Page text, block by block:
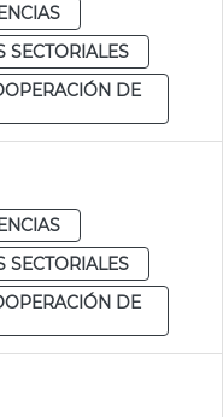
SECTORIALES
DE
SECTORIALES
DE